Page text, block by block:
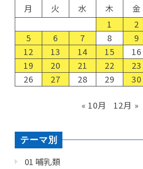
月
火 水 木 金
1
2
5
6 7 8 9
12
13 14 15 16
19
20 21 22 23
26
27 28 29 30
« 10月 12月 »
テーマ別
01 哺乳類